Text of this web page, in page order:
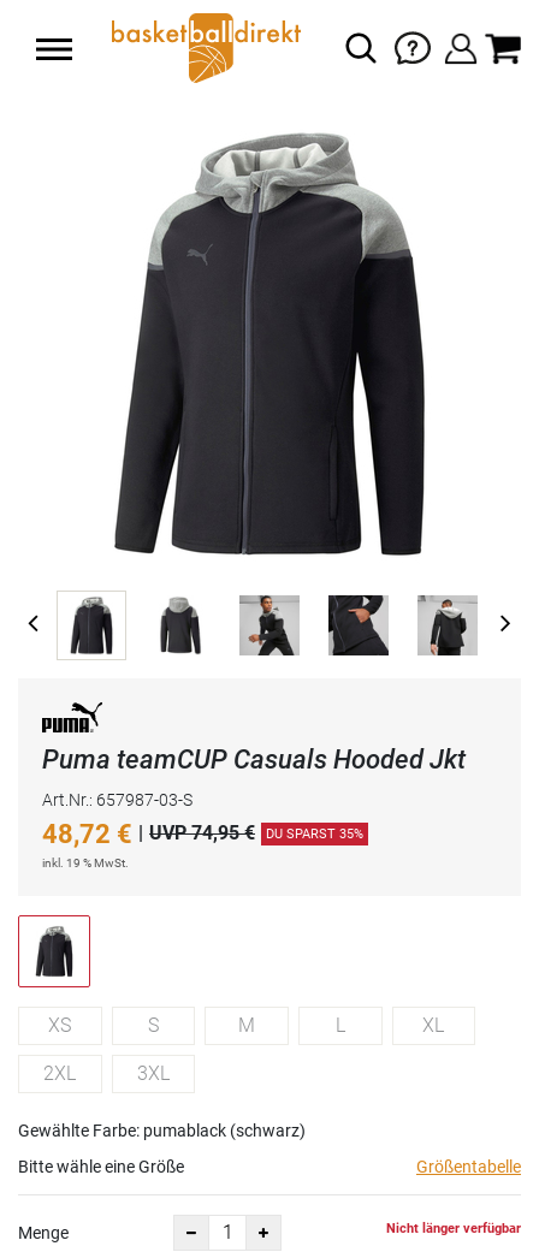
Puma teamCUP Casuals Hooded Jkt
Art.Nr.: 657987-03-S
48,72 € UVP 74,95 € DU SPARST 35%
inkl. 19 % MwSt.
XS S M L XL
2XL 3XL
Gewählte Farbe: pumablack (schwarz)
Bitte wähle eine Größe
Größentabelle
Menge Nicht länger verfügbar